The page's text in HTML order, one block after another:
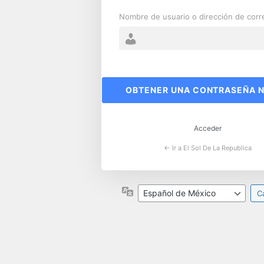
Contraseña
Nombre de usuario o dirección de
Acceder
← Ir a El Sol De La Republica
Idioma